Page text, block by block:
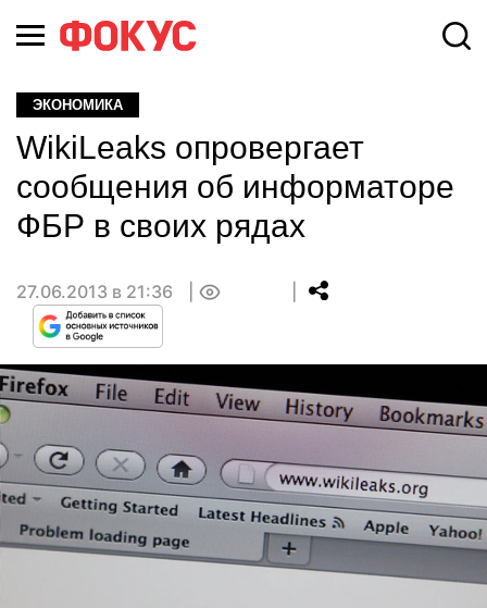
ЭКОНОМИКА
WikiLeaks опровергает
сообщения об информаторе
ФБР в своих рядах
27.06.2013 в 21:36